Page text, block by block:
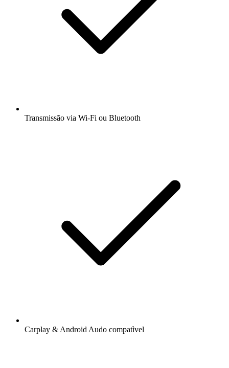
Transmissão via Wi-Fi ou Bluetooth
Carplay & Android Audo compatìvel